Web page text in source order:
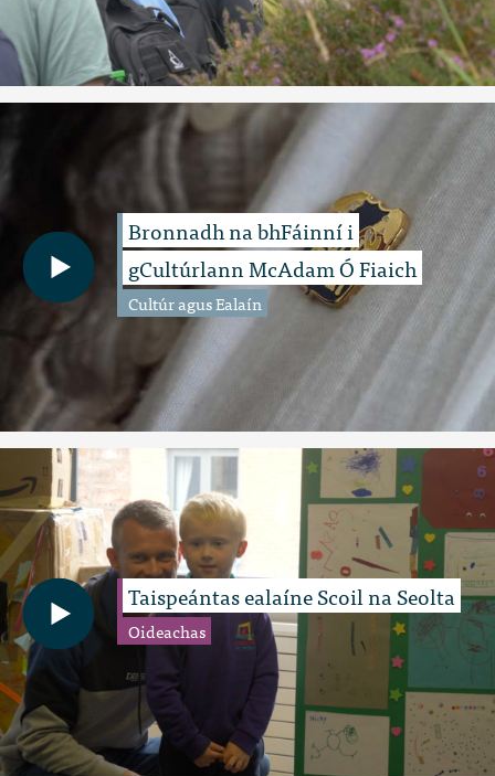
Bronnadh na bhFáinní i
gCultúrlann McAdam Ó Fiaich
Cultúr agus Ealaín
Taispeántas ealaíne Scoil na Seolta
Oideachas